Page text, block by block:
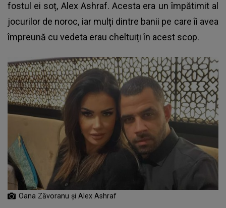
fostul ei soț, Alex Ashraf. Acesta era un împătimit al
jocurilor de noroc, iar mulți dintre banii pe care îi avea
împreună cu vedeta erau cheltuiți în acest scop.
Oana Zăvoranu și Alex Ashraf